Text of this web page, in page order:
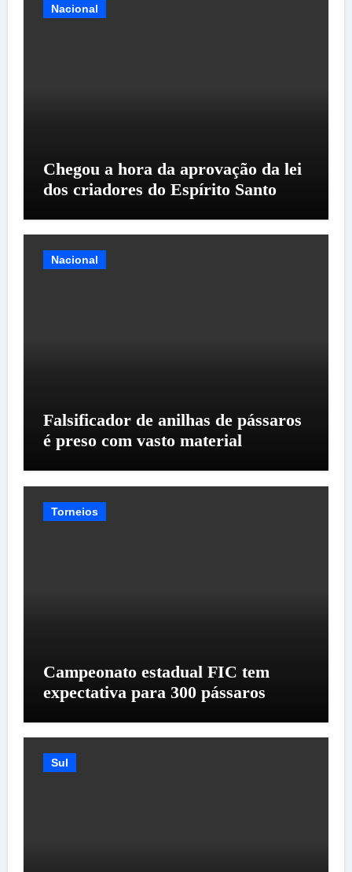
Nacional
Chegou a hora da aprovação da lei
dos criadores do Espírito Santo
Nacional
Falsificador de anilhas de pássaros
é preso com vasto material
Torneios
Campeonato estadual FIC tem
expectativa para 300 pássaros
Sul